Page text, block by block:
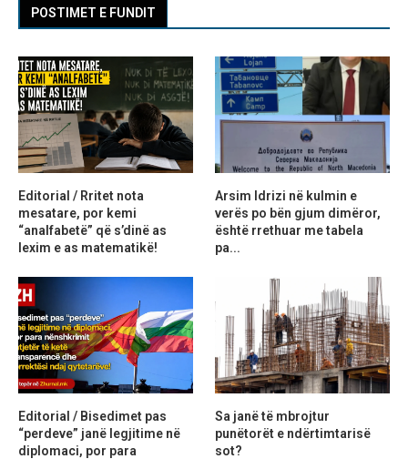
POSTIMET E FUNDIT
Editorial / Rritet nota
mesatare, por kemi
“analfabetë” që s’dinë as
lexim e as matematikë!
Arsim Idrizi në kulmin e
verës po bën gjum dimëror,
është rrethuar me tabela
pa...
Editorial / Bisedimet pas
“perdeve” janë legjitime në
diplomaci, por para
Sa janë të mbrojtur
punëtorët e ndërtimtarisë
sot?